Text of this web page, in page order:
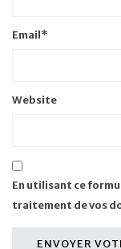
Email*
Website
En utilisant ce
traitement de vos